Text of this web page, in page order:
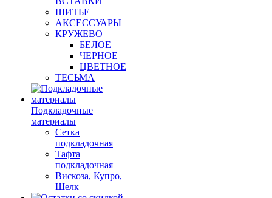
ШИТЬЕ
АКСЕССУАРЫ
КРУЖЕВО
БЕЛОЕ
ЧЕРНОЕ
ЦВЕТНОЕ
ТЕСЬМА
Подкладочные
материалы
Сетка
подкладочная
Тафта
подкладочная
Вискоза, Купро,
Шелк